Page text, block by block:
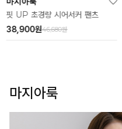
35,880원
29,900원
마지아룩